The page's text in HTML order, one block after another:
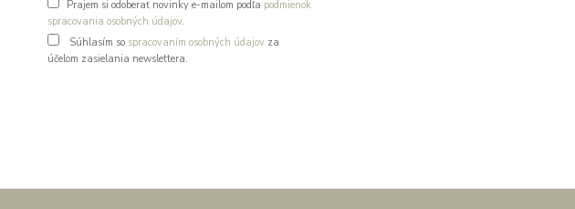
Prajem si odoberať novinky e-mailom podľa podmienok
spracovania osobných údajov.
Súhlasím so spracovaním osobných údajov za
účelom zasielania newslettera.